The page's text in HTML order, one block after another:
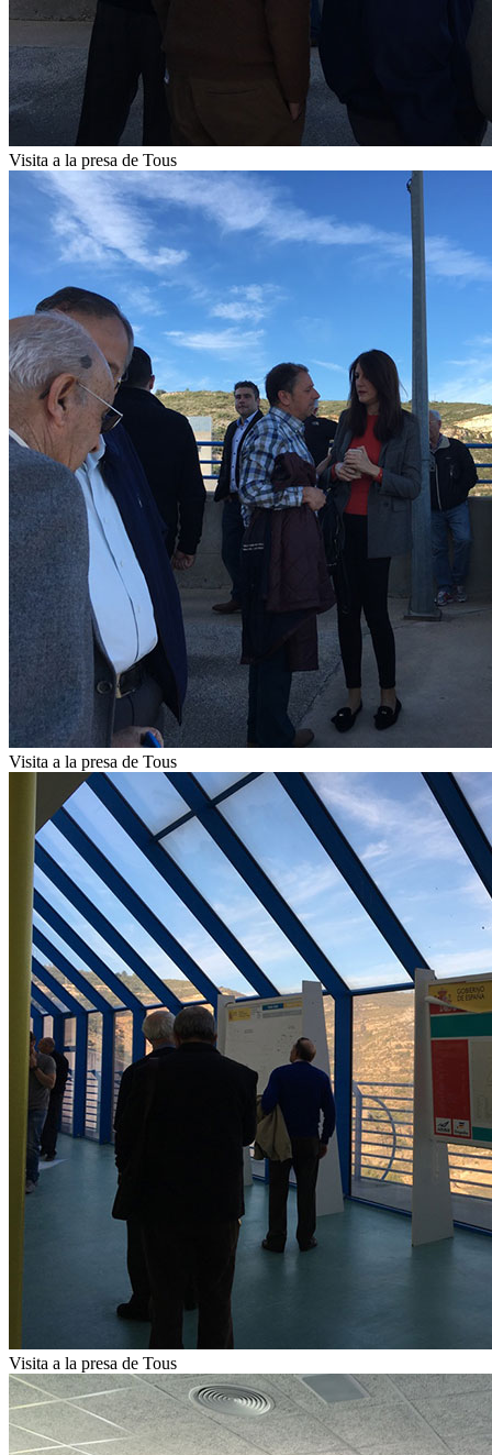
Visita a la presa de Tous
Visita a la presa de Tous
Visita a la presa de Tous